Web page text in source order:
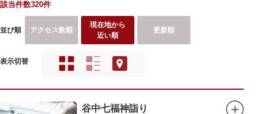
該当件数320件
並び順 アクセス数順
現在地から
近い順
更新順
表示切替
谷中七福神詣り